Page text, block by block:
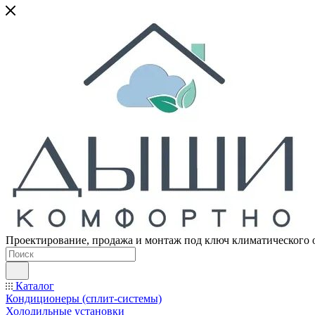
Проектирование, продажа и монтаж под ключ климатического
Каталог
Кондиционеры (сплит-системы)
Холодильные установки